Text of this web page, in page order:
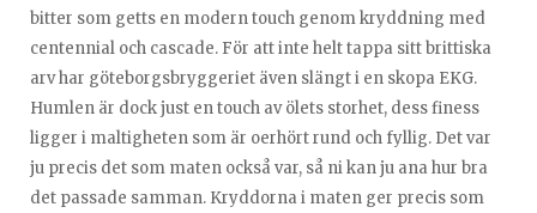
bitter som getts en modern touch genom kryddning med
centennial och cascade. För att inte helt tappa sitt brittiska
arv har göteborgsbryggeriet även slängt i en skopa EKG.
Humlen är dock just en touch av ölets storhet, dess finess
ligger i maltigheten som är oerhört rund och fyllig. Det var
ju precis det som maten också var, så ni kan ju ana hur bra
det passade samman. Kryddorna i maten ger precis som